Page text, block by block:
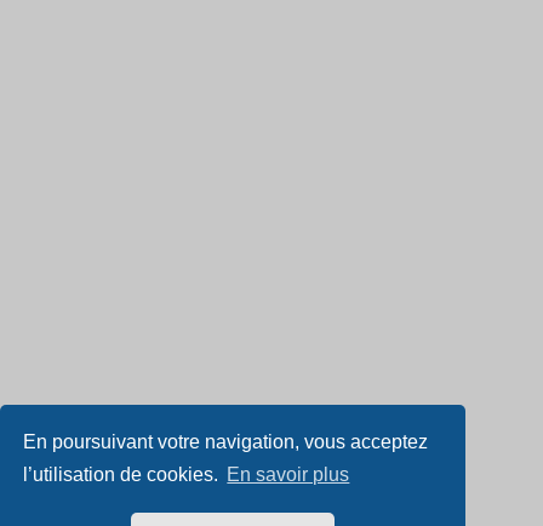
En poursuivant votre navigation, vous acceptez
l’utilisation de cookies. En savoir plus